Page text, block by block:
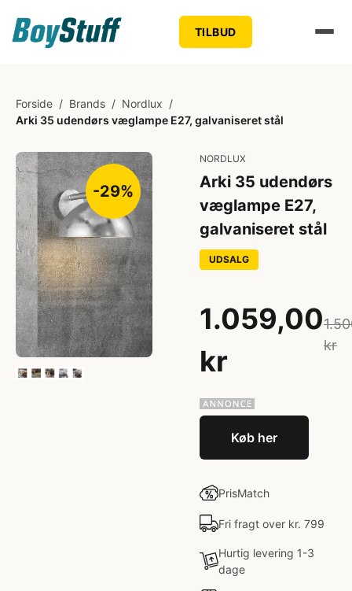
TILBUD
Forside / Brands / Nordlux /
Arki 35 udendørs væglampe E27, galvaniseret stål
-29%
NORDLUX
Arki 35 udendørs
væglampe E27,
galvaniseret stål
UDSALG
1.059,00
kr
kr
Køb her
PrisMatch
Fri fragt over kr. 799
Hurtig levering 1-3
dage